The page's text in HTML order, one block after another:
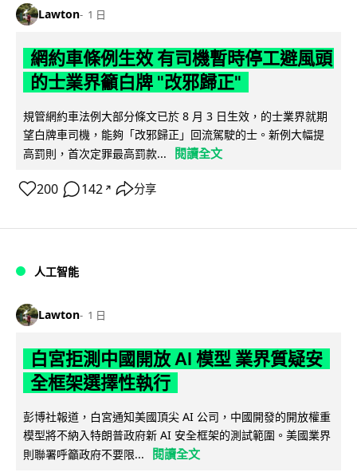
Lawton 1 日
網約車條例生效 有司機暫時停工避風頭
的士業界籲白牌 "改邪歸正"
規管網約車法例大部分條文已於 8 月 3 日生效，的士業界就期
望白牌車司機，能夠「改邪歸正」回流駕駛的士。新例大幅提
高罰則，首次定罪最高罰款...
閱讀全文
200 142 ↗ 分享
人工智能
Lawton 1 日
白宮拒測中國開放 AI 模型 業界質疑安
全框架選擇性執行
彭博社報道，白宮通知美國頂尖 AI 公司，中國開發的開放權重
模型將不納入特朗普政府新 AI 安全框架的測試範圍。美國業界
則聯署呼籲政府不要限...
閱讀全文